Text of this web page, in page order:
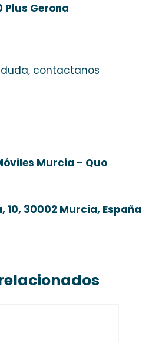
Plus Gerona
contactanos
Murcia – Quo
10, 30002 Murcia, España